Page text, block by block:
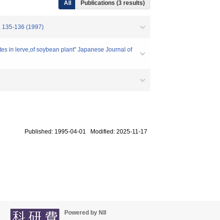
All Publications (3 results)
135-136 (1997)
in lerve,of soybean plant" Japanese Journal of
Published: 1995-04-01 Modified: 2025-11-17
Powered by NII